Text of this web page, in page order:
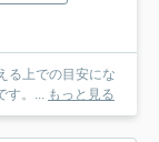
る上での目安にな
す。... もっと見る